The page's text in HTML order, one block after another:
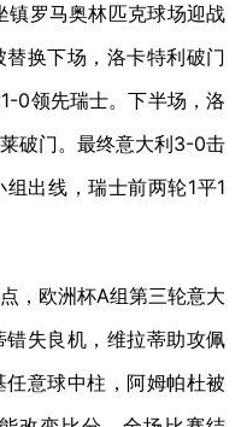
罗马奥林匹克球场迎战
换下场，洛卡特利破门
0领先瑞士。下半场，洛
破门。最终意大利3-0击
出线，瑞士前两轮1平1
，欧洲杯A组第三轮意大
失良机，维拉蒂助攻佩
意球中柱，阿姆帕杜被